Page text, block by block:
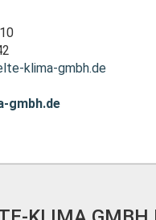
klima-gmbh.de
gmbh.de